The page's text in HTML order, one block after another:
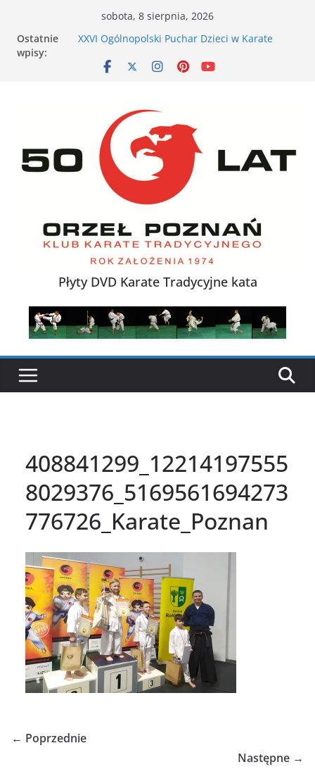
treści
sobota, 8 sierpnia, 2026
Ostatnie
wpisy:
VII Otwarte Mistrzostwa Wielkopolski w Karate
Tradycyjnym – Poznań, 17 maja 2026 r.
XXVI Ogólnopolski Puchar Dzieci w Karate
Tradycyjnym za nami
Karate dla energicznego dziecka – dlaczego to
działa
XXXVII Mistrzostwa Polski w Karate
Tradycyjnym
Płyty DVD Karate Tradycyjne kata
408841299_12214197555
8029376_5169561694273
776726_Karate_Poznan
← Poprzednie
Następne →